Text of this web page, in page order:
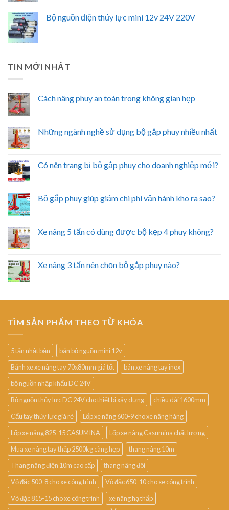
Bộ nguồn điện thủy lực mini 12v 24V 220V
TIN MỚI NHẤT
Cách nâng phuy an toàn trong không gian hẹp
Những ngành nghề sử dụng bộ gắp phuy nhiều nhất
Có nên trang bị bộ gắp phuy cho doanh nghiệp mới?
Bộ gắp phuy giúp giảm chi phí vận hành kho ra sao?
Xe nâng 5 tấn có dùng được bộ kẹp 4 phuy không?
Xe nâng 3 tấn nên chọn bộ gắp phuy nào?
TÌM SẢN PHẨM THEO TỪ KHÓA
5 tấn nhật bản
bán bộ nguồn mini 12v
Bánh xe xe nâng tay 70x80mm giá tốt
bán xe nâng tay inox
bộ nguồn nhập khẩu DC 24V
Bộ nguồn thủy lực DC 24V cho thiết bị xây dựng
chiều dài 1600mm
Cẩu tay thủy lực giá rẻ
Lốp xe nâng 600-9 cho xe nâng hàng
Lốp xe nâng 825-15 CASUMINA
Lốp xe nâng Casumina chất lượng
Mua xe nâng tay thấp 2500kg càng hẹp
thang nâng 10m
Thang nâng điện 10m cao cấp
thang nâng đôi
Vỏ đặc 500-8 cho xe công trình
Vỏ đặc 650-10 cho xe công trình
Vỏ đặc 815-15 cho xe công trình
xe nâng hạ thấp